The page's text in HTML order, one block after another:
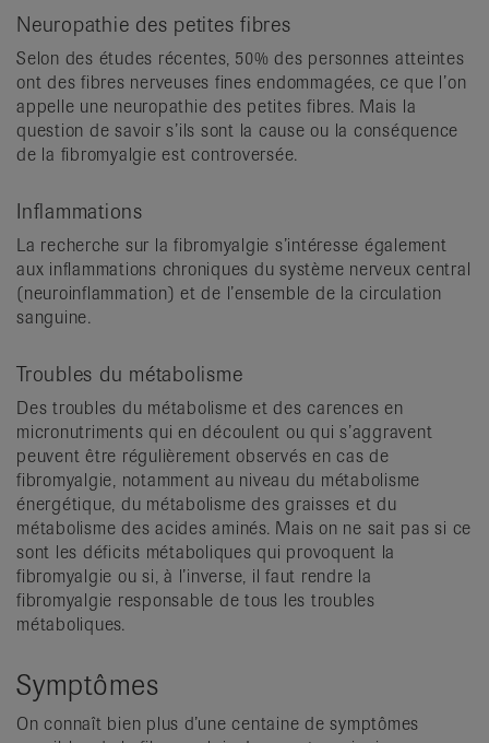
Neuropathie des petites fibres
Selon des études récentes, 50% des personnes atteintes
ont des fibres nerveuses fines endommagées, ce que l’on
appelle une neuropathie des petites fibres. Mais la
question de savoir s’ils sont la cause ou la conséquence
de la fibromyalgie est controversée.
Inflammations
La recherche sur la fibromyalgie s’intéresse également
aux inflammations chroniques du système nerveux central
(neuroinflammation) et de l’ensemble de la circulation
sanguine.
Troubles du métabolisme
Des troubles du métabolisme et des carences en
micronutriments qui en découlent ou qui s’aggravent
peuvent être régulièrement observés en cas de
fibromyalgie, notamment au niveau du métabolisme
énergétique, du métabolisme des graisses et du
métabolisme des acides aminés. Mais on ne sait pas si ce
sont les déficits métaboliques qui provoquent la
fibromyalgie ou si, à l’inverse, il faut rendre la
fibromyalgie responsable de tous les troubles
métaboliques.
Symptômes
On connaît bien plus d’une centaine de symptômes